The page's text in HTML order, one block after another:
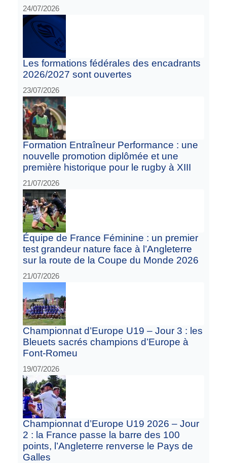
24/07/2026
Les formations fédérales des encadrants
2026/2027 sont ouvertes
23/07/2026
Formation Entraîneur Performance : une
nouvelle promotion diplômée et une
première historique pour le rugby à XIII
21/07/2026
Équipe de France Féminine : un premier
test grandeur nature face à l’Angleterre
sur la route de la Coupe du Monde 2026
21/07/2026
Championnat d’Europe U19 – Jour 3 : les
Bleuets sacrés champions d’Europe à
Font-Romeu
19/07/2026
Championnat d’Europe U19 2026 – Jour
2 : la France passe la barre des 100
points, l’Angleterre renverse le Pays de
Galles